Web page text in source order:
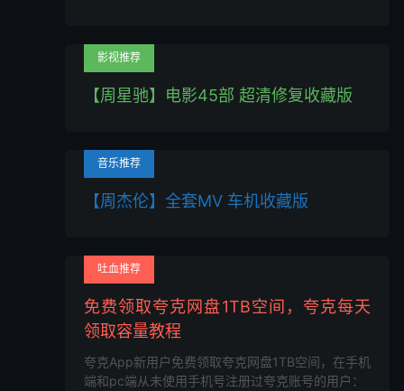
影视推荐
【周星驰】电影45部 超清修复收藏版
音乐推荐
【周杰伦】全套MV 车机收藏版
吐血推荐
免费领取夸克网盘1TB空间，夸克每天
领取容量教程
夸克App新用户免费领取夸克网盘1TB空间，在手机
端和pc端从未使用手机号注册过夸克账号的用户：